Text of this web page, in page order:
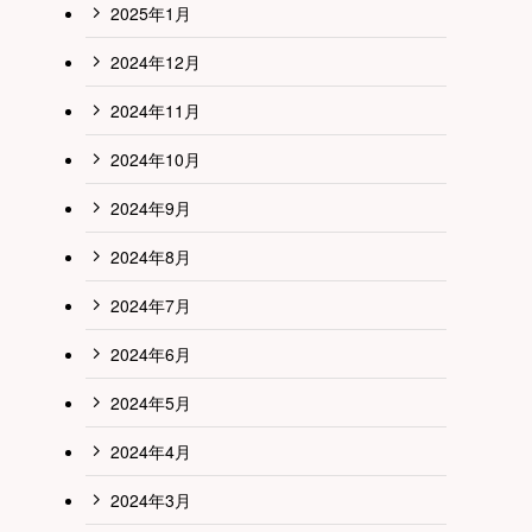
2025年1月
2024年12月
2024年11月
2024年10月
2024年9月
2024年8月
2024年7月
2024年6月
2024年5月
2024年4月
2024年3月